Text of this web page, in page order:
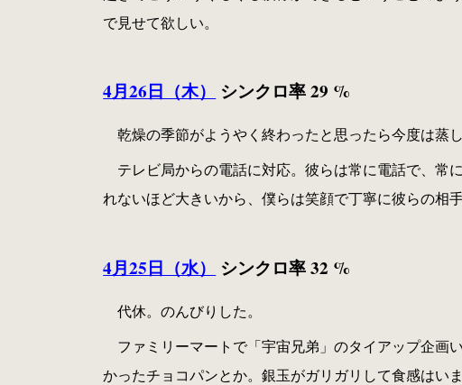
で見せて欲しい。
4月26日（木） シンクロ率 29 %
乾燥の季節がようやく終わったと思ったら今度は蒸
テレビ局からの電話に対応。彼らは常に電話で、常
れないほど大きいから、僕らは笑顔で丁寧に彼らの相
4月25日（水） シンクロ率 32 %
代休。のんびりした。
ファミリーマートで「宇宙兄弟」のタイアップ企画
かったチョコパンとか。銀玉がガリガリして食感はいま